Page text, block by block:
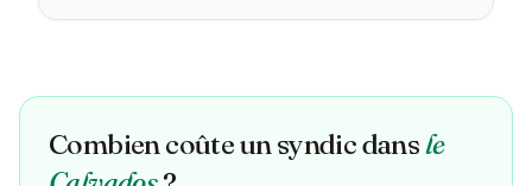
Combien coûte un syndic dansle